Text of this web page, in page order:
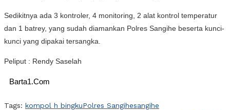
Sedikitnya ada 3 kontroler, 4 monitoring, 2 alat kontrol temperatur
dan 1 batrey, yang sudah diamankan Polres Sangihe beserta kunci-
kunci yang dipakai tersangka.
Peliput : Rendy Saselah
Barta1.Com
Tags: kompol h bingkuPolres Sangihesangihe